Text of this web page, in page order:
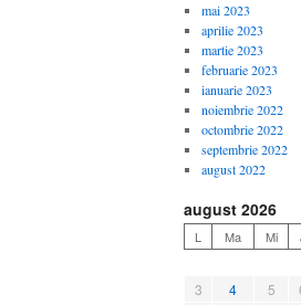
mai 2023
aprilie 2023
martie 2023
februarie 2023
ianuarie 2023
noiembrie 2022
octombrie 2022
septembrie 2022
august 2022
august 2026
L Ma Mi
3
4 5